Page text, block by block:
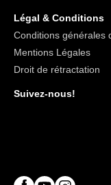
Légal & Conditions
Conditions générales
Mentions Légales
Droit de rétractation
Suivez-nous!